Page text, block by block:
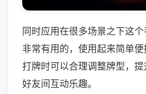
同时应用在很多场景之下这
非常有用的，使用起来简单
打牌时可以合理调整牌型，
好友间互动乐趣。